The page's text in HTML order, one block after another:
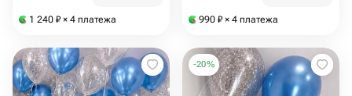
1 240 ₽ × 4 платежа 990 ₽ × 4 платежа
-20%